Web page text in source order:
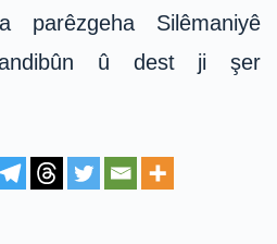
parêzgeha Silêmaniyê
û dest ji şer